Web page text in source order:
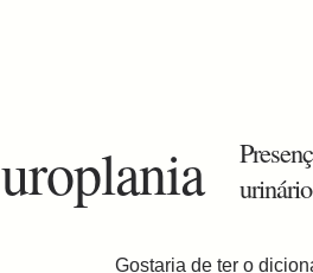
uroplania
Gostaria de ter o